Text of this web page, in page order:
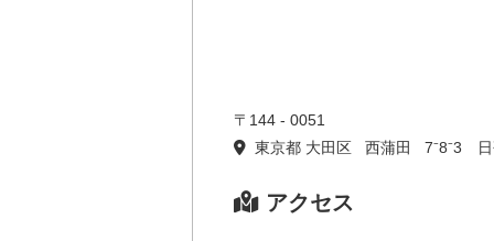
〒144 - 0051
東京都 大田区 西蒲田 7⁻8⁻3 日
アクセス